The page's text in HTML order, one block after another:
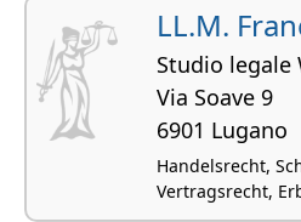
LL.M.
Studio legale
Via Soave 9
6901 Lugano
Handelsrecht,
Vertragsrecht,